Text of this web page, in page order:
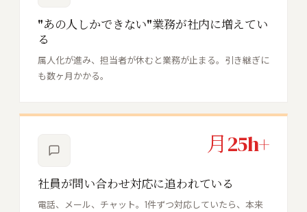
"あの人しかできない"業務が社内に増えてい
る
属人化が進み、担当者が休むと業務が止まる。引き継ぎに
も数ヶ月かかる。
月25h+
社員が問い合わせ対応に追われている
電話、メール、チャット。1件ずつ対応していたら、本来